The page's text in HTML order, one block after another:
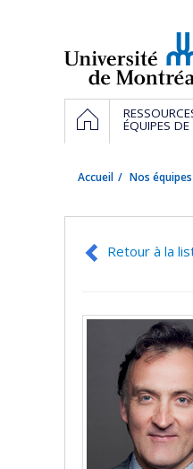
Navigation
principale
ACCUEIL
ÉQUIPES DE
Accueil Nos
Retour à la